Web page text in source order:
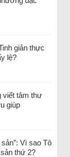
giản thực
lệ?
viết tâm thư
giúp
Vì sao Tô
thứ 2?